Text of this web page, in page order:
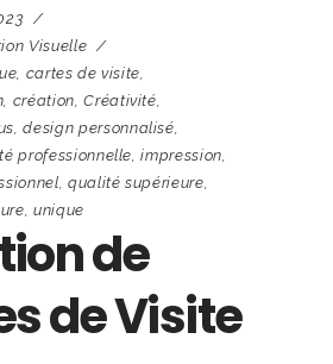
Visuelle
, cartes de visite,
, création,Créativité,
,design personnalisé,
professionnelle,impression,
, qualité supérieure,
,unique
de
de Visite